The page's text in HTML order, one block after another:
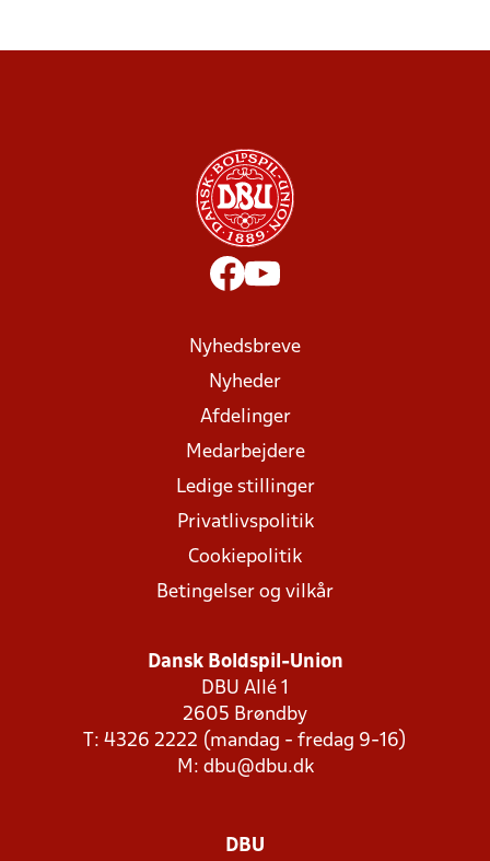
Nyhedsbreve
Nyheder
Afdelinger
Medarbejdere
Ledige stillinger
Privatlivspolitik
Cookiepolitik
Betingelser og vilkår
Dansk Boldspil-Union
DBU Allé 1
2605 Brøndby
T: 4326 2222 (mandag - fredag 9-16)
M: dbu@dbu.dk
DBU